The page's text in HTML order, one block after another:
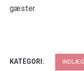
gæster.
KATEGORI: INDLÆG